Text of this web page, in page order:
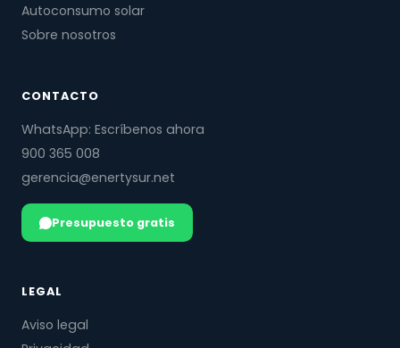
Autoconsumo solar
Sobre nosotros
CONTACTO
WhatsApp: Escríbenos ahora
900 365 008
gerencia@enertysur.net
Presupuesto gratis
LEGAL
Aviso legal